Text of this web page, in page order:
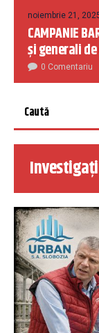
noiembrie 21,
CAMPANIE
și generali
0 Comentariu